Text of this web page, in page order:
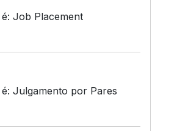
Job Placement
é: Julgamento por Pares